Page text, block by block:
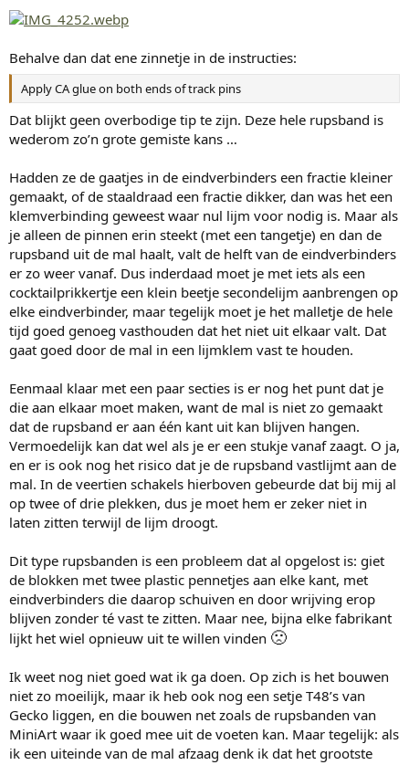
Behalve dan dat ene zinnetje in de instructies:
Apply CA glue on both ends of track pins
Dat blijkt geen overbodige tip te zijn. Deze hele rupsband is
wederom zo’n grote gemiste kans …
Hadden ze de gaatjes in de eindverbinders een fractie kleiner
gemaakt, of de staaldraad een fractie dikker, dan was het een
klemverbinding geweest waar nul lijm voor nodig is. Maar als
je alleen de pinnen erin steekt (met een tangetje) en dan de
rupsband uit de mal haalt, valt de helft van de eindverbinders
er zo weer vanaf. Dus inderdaad moet je met iets als een
cocktailprikkertje een klein beetje secondelijm aanbrengen op
elke eindverbinder, maar tegelijk moet je het malletje de hele
tijd goed genoeg vasthouden dat het niet uit elkaar valt. Dat
gaat goed door de mal in een lijmklem vast te houden.
Eenmaal klaar met een paar secties is er nog het punt dat je
die aan elkaar moet maken, want de mal is niet zo gemaakt
dat de rupsband er aan één kant uit kan blijven hangen.
Vermoedelijk kan dat wel als je er een stukje vanaf zaagt. O ja,
en er is ook nog het risico dat je de rupsband vastlijmt aan de
mal. In de veertien schakels hierboven gebeurde dat bij mij al
op twee of drie plekken, dus je moet hem er zeker niet in
laten zitten terwijl de lijm droogt.
Dit type rupsbanden is een probleem dat al opgelost is: giet
de blokken met twee plastic pennetjes aan elke kant, met
eindverbinders die daarop schuiven en door wrijving erop
blijven zonder té vast te zitten. Maar nee, bijna elke fabrikant
lijkt het wiel opnieuw uit te willen vinden 🙁
Ik weet nog niet goed wat ik ga doen. Op zich is het bouwen
niet zo moeilijk, maar ik heb ook nog een setje T48’s van
Gecko liggen, en die bouwen net zoals de rupsbanden van
MiniArt waar ik goed mee uit de voeten kan. Maar tegelijk: als
ik een uiteinde van de mal afzaag denk ik dat het grootste